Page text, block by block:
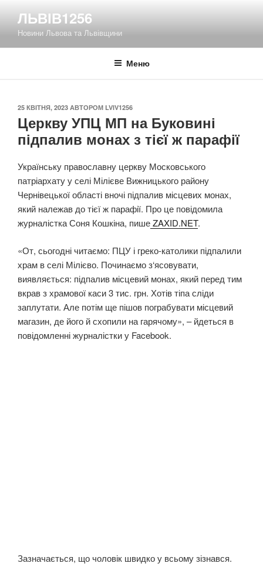
вмісту
ЛЬВІВ1256
Новини Львова та Львівщини
Меню
ОПУБЛІКОВАНО
25 КВІТНЯ, 2023 АВТОРОМ LVIV1256
Церкву УПЦ МП на Буковині
підпалив монах з тієї ж парафії
Українську православну церкву Московського
патріархату у селі Мілієве Вижницького району
Чернівецької області вночі підпалив місцевих монах,
який належав до тієї ж парафії. Про це повідомила
журналістка Соня Кошкіна, пишеZAXID.NET.
«От, сьогодні читаємо: ПЦУ і греко-католики підпалили
храм в селі Мілієво. Починаємо з‘ясовувати,
виявляється: підпалив місцевий монах, який перед тим
вкрав з храмової каси 3 тис. грн. Хотів тіпа сліди
заплутати. Але потім ще пішов пограбувати місцевий
магазин, де його й схопили на гарячому», – йдеться в
повідомленні журналістки у Facebook.
Зазначається, що чоловік швидко у всьому зізнався.